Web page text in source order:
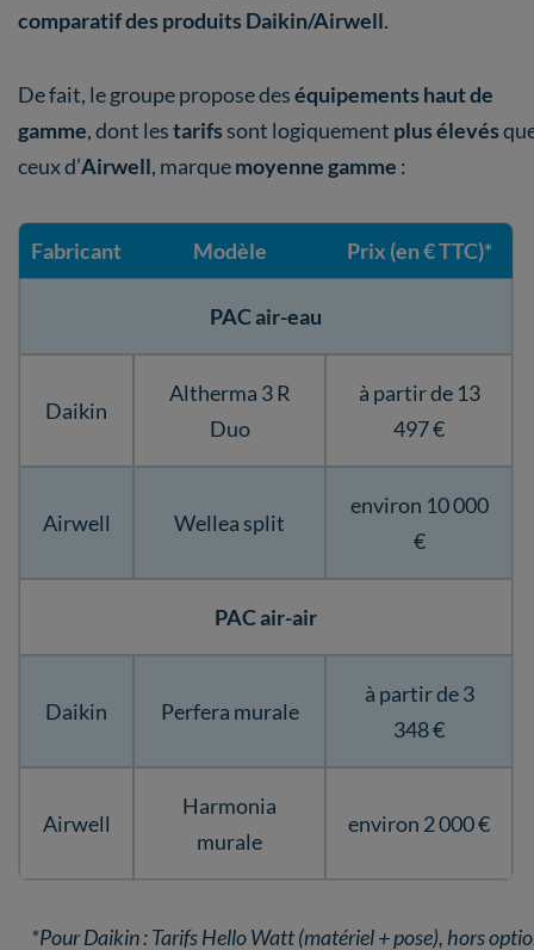
comparatif des produits Daikin/Airwell.
De fait, le groupepropose deséquipements haut de
gamme, dont lestarifs sont logiquement plus élevés
ceux d’Airwell, marquemoyenne gamme :
Fabricant Modèle Prix (en € TTC)*
PAC air-eau
Daikin
Altherma 3 R
Duo
à partir de 13
497 €
Airwell Wellea split
environ 10 000
€
PAC air-air
Daikin Perfera murale
à partir de 3
348 €
Airwell
Harmonia
murale
environ 2 000 €
*Pour Daikin : Tarifs Hello Watt (matériel + pose), hors